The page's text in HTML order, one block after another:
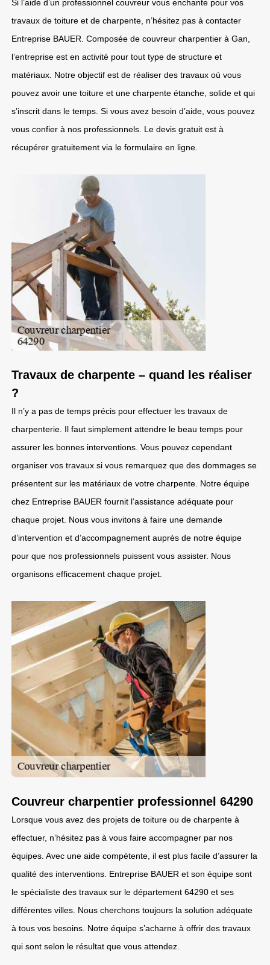
Si l’aide d’un professionnel couvreur vous enchante pour vos
travaux de toiture et de charpente, n’hésitez pas à contacter
Entreprise BAUER. Composée de couvreur charpentier à Gan,
l’entreprise est en activité pour tout type de structure et
matériaux. Notre objectif est de réaliser des travaux où vous
pouvez avoir une toiture et une charpente étanche, solide et qui
s’inscrit dans le temps. Si vous avez besoin d’aide, vous pouvez
vous confier à nos professionnels. Le devis gratuit est à
récupérer gratuitement via le formulaire en ligne.
Travaux de charpente – quand les réaliser
?
Il n’y a pas de temps précis pour effectuer les travaux de
charpenterie. Il faut simplement attendre le beau temps pour
assurer les bonnes interventions. Vous pouvez cependant
organiser vos travaux si vous remarquez que des dommages se
présentent sur les matériaux de votre charpente. Notre équipe
chez Entreprise BAUER fournit l’assistance adéquate pour
chaque projet. Nous vous invitons à faire une demande
d’intervention et d’accompagnement auprès de notre équipe
pour que nos professionnels puissent vous assister. Nous
organisons efficacement chaque projet.
Couvreur charpentier professionnel 64290
Lorsque vous avez des projets de toiture ou de charpente à
effectuer, n’hésitez pas à vous faire accompagner par nos
équipes. Avec une aide compétente, il est plus facile d’assurer la
qualité des interventions. Entreprise BAUER et son équipe sont
le spécialiste des travaux sur le département 64290 et ses
différentes villes. Nous cherchons toujours la solution adéquate
à tous vos besoins. Notre équipe s’acharne à offrir des travaux
qui sont selon le résultat que vous attendez.